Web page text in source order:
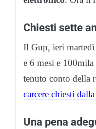
Chiesti sette
Il Gup, ieri
e 6 mesi e
tenuto conto della
carcere chiesti
Una pena